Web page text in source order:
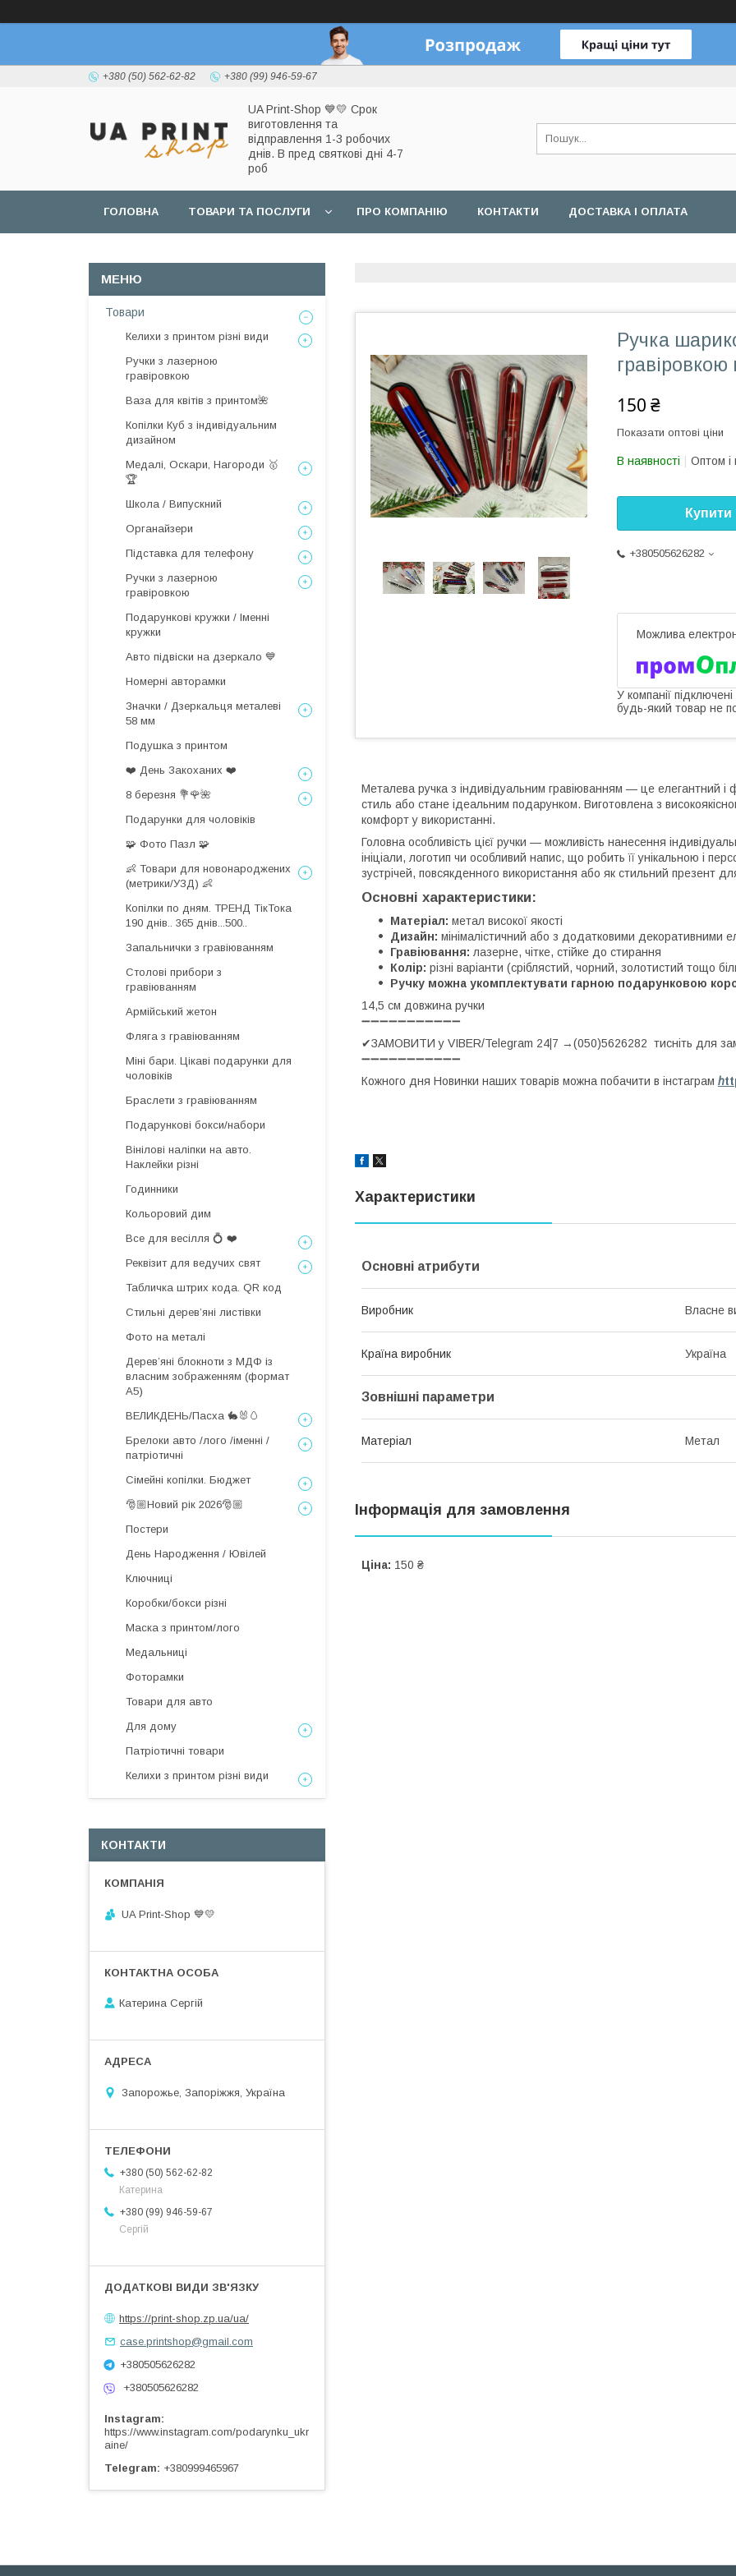
+380 (50) 562-62-82 +380 (99) 946-59-67
UA Print-Shop ​💙💛 Срок
виготовлення та
відправлення 1-3 робочих
днів. В пред святкові дні 4-7
роб
ГОЛОВНА ТОВАРИ ТА ПОСЛУГИ ПРО КОМПАНІЮ КОНТАКТИ ДОСТАВКА І ОПЛАТА
Ручка
гравіровкою
150 ₴
Показати оптові ціни
В наявності Оптом і
Купити
+380505626282
У компанії
будь-який товар не
Металева ручка з індивідуальним гравіюванням — це елегантний і
стиль або стане ідеальним подарунком. Виготовлена з
комфорт у використанні.
Головна особливість цієї ручки — можливість нанесення
ініціали, логотип чи особливий напис, що робить її унікальною і
зустрічей, повсякденного використання або як стильний презент
Основні характеристики:
Матеріал: метал високої якості
Дизайн: мінімалістичний або з додатковими декоративними
Гравіювання: лазерне, чітке, стійке до стирання
Колір: різні варіанти (сріблястий, чорний, золотистий тощо
Ручку можна укомплектувати гарною подарунковою
14,5 см довжина ручки
➖➖➖➖➖➖➖➖➖➖➖
✔ЗАМОВИТИ у VIBER/Telegram 24|7 →(050)5626282 тисніть для
➖➖➖➖➖➖➖➖➖➖➖
Кожного дня Новинки наших товарів можна побачити в інстаграм h
Характеристики
Основні атрибути
Виробник Власне
Країна виробник Україна
Зовнішні параметри
Матеріал Метал
Інформація для замовлення
Ціна: 150 ₴
Товари
Келихи з принтом різні види
Ручки з лазерною
гравіровкою
Ваза для квітів з принтом🌺
Копілки Куб з індивідуальним
дизайном
Медалі, Оскари, Нагороди 🥇
🏆
Школа / Випускний
Органайзери
Підставка для телефону
Ручки з лазерною
гравіровкою
Подарункові кружки / Іменні
кружки
Авто підвіски на дзеркало 💙
Номерні авторамки
Значки / Дзеркальця металеві
58 мм
Подушка з принтом
❤️ День Закоханих ❤️
8 березня 💐🌹🌺
Подарунки для чоловіків
🧩 Фото Пазл 🧩
👶 Товари для новонароджених
(метрики/УЗД) 👶
Копілки по дням. ТРЕНД ТікТока
190 днів.. 365 днів...500..
Запальнички з гравіюванням
Столові прибори з
гравіюванням
Армійський жетон
Фляга з гравіюванням
Міні бари. Цікаві подарунки для
чоловіків
Браслети з гравіюванням
Подарункові бокси/набори
Вінілові наліпки на авто.
Наклейки різні
Годинники
Кольоровий дим
Все для весілля 💍 ❤️
Реквізит для ведучих свят
Табличка штрих кода. QR код
Стильні деревʼяні листівки
Фото на металі
Дерев’яні блокноти з МДФ із
власним зображенням (формат
А5)
ВЕЛИКДЕНЬ/Пасха 🐇🐰🥚
Брелоки авто /лого /іменні /
патріотичні
Сімейні копілки. Бюджет
🎅🏼Новий рік 2026🎅🏼
Постери
День Народження / Ювілей
Ключниці
Коробки/бокси різні
Маска з принтом/лого
Медальниці
Фоторамки
Товари для авто
Для дому
Патріотичні товари
Келихи з принтом різні види
КОНТАКТИ
UA Print-Shop ​💙💛
Катерина Сергій
Запорожье, Запоріжжя, Україна
+380 (50) 562-62-82
Катерина
+380 (99) 946-59-67
Сергій
https://print-shop.zp.ua/ua/
case.printshop@gmail.com
+380505626282
+380505626282
Instagram
https://www.instagram.com/podarynku_ukr
aine/
Telegram
+380999465967